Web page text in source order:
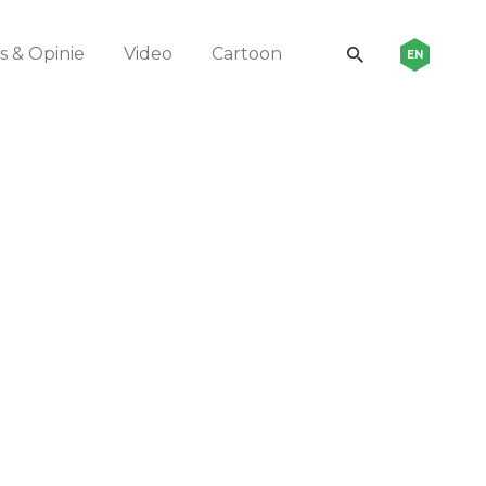
& Opinie Video Cartoon EN